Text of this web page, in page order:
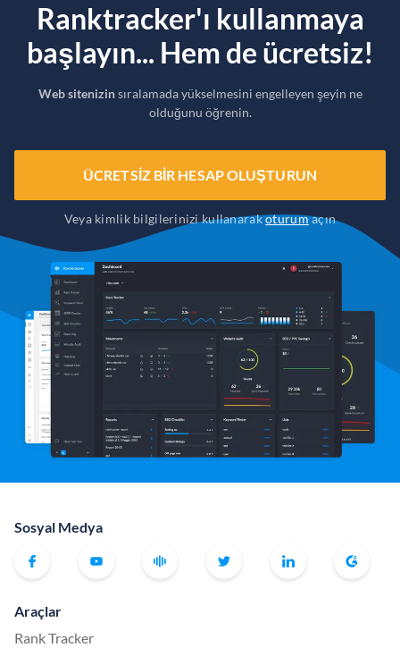
Ranktracker'ı kullanmaya
başlayın... Hem de ücretsiz!
Web sitenizinsıralamada yükselmesini engelleyen şeyin ne
olduğunu öğrenin.
ÜCRETSIZ BIR HESAP OLUŞTURUN
Veya kimlik bilgilerinizi kullanarakoturumaçın
Sosyal Medya
Araçlar
Rank Tracker